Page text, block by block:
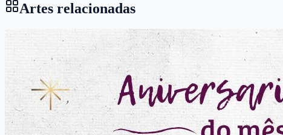
Artes relacionadas